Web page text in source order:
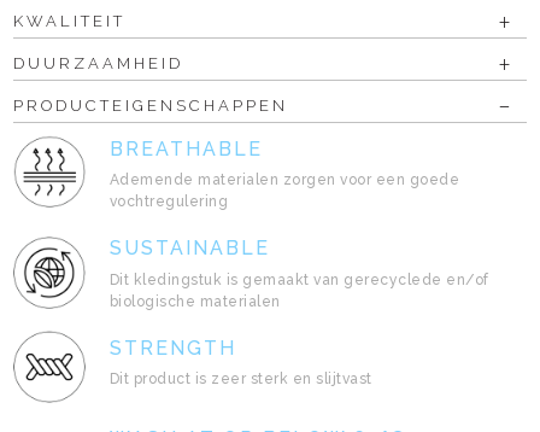
KWALITEIT
DUURZAAMHEID
PRODUCTEIGENSCHAPPEN
BREATHABLE
Ademende materialen zorgen voor een goede
vochtregulering
SUSTAINABLE
Dit kledingstuk is gemaakt van gerecyclede en/of
biologische materialen
STRENGTH
Dit product is zeer sterk en slijtvast